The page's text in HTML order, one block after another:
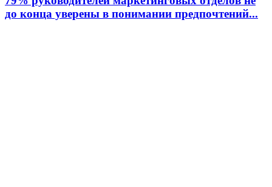
до конца уверены в понимании предпочтений...